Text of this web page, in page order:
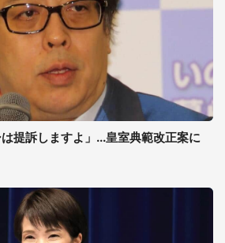
提訴しますよ」...皇室典範改正案に